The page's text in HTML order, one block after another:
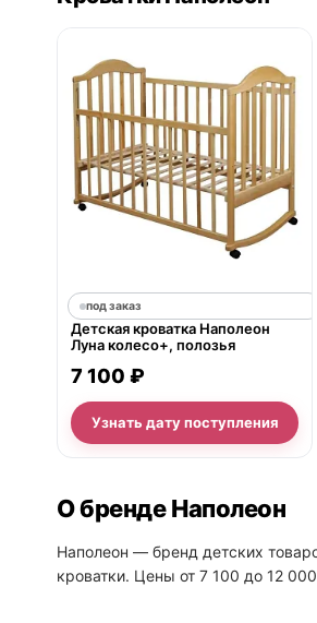
под заказ
Детская кроватка Наполеон
Луна колесо+, полозья
7 100 ₽
Узнать дату поступления
О бренде Наполеон
Наполеон — бренд детских
кроватки. Цены от 7 100 до 12